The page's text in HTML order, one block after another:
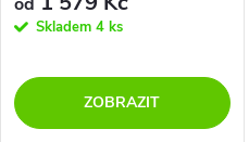
Skladem 4 ks
ZOBRAZIT